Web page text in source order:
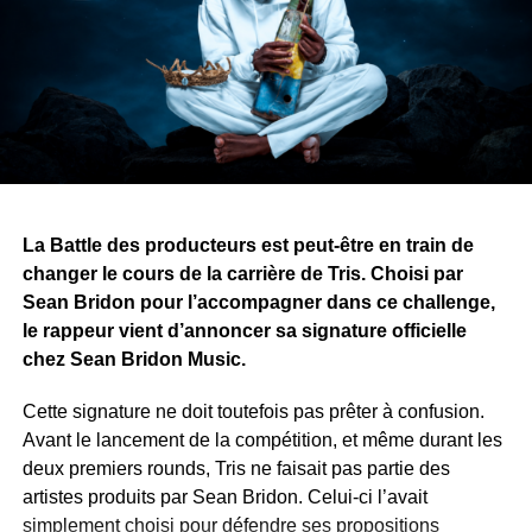
Une autre idée traverse également l’œuvre : les armes
divisent les peuples, tandis que les histoires, la musique
et l’art peuvent les rassembler.
Avec ce projet, Yvy Real Killer démontre que son talent
ne se limite pas à la musique. Alors que le premier tome
au public.
WhatsApp
Facebook
X Telegram
Email
>>
La Battle des producteurs est peut-être en train de
changer le cours de la carrière de Tris. Choisi par
Sean Bridon pour l’accompagner dans ce challenge,
le rappeur vient d’annoncer sa signature officielle
chez Sean Bridon Music.
Cette signature ne doit toutefois pas prêter à confusion.
Avant le lancement de la compétition, et même durant les
deux premiers rounds, Tris ne faisait pas partie des
artistes produits par Sean Bridon. Celui-ci l’avait
simplement choisi pour défendre ses propositions